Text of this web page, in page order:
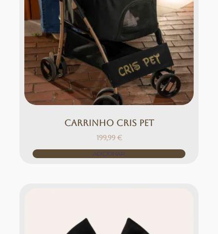
Carrinho Cris Pet
199,99 €
ADICIONAR